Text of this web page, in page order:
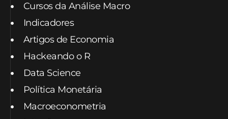
Cursos da Análise Macro
Indicadores
Artigos de Economia
Hackeando o R
Data Science
Política Monetária
Macroeconometria